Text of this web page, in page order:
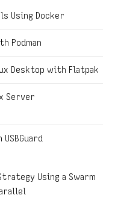
Using Docker
Podman
Desktop with Flatpak
Server
Using a Swarm